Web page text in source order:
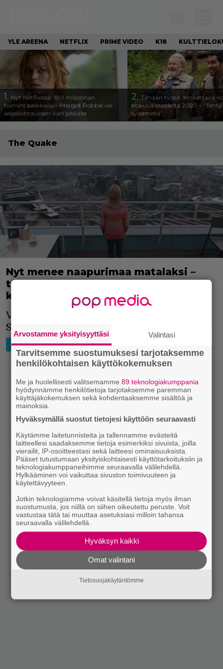
YLE AREENA NETFLIX PRIME VIDEO K18
1. Nyt Netflixissä: 180 miljoonan
toimintaseikkailu – Margot Robbie vei
seksikohtauksen liian pitkälle
2. Tänään tv:ssä: Koskettava
elokuva vuodelta 2020 – ”Tehty
sydämellä”
The Quake
Nyt menee naapurimaa matalaksi –
tältä näyttää menestyneen
katastrofielokuvan komea jatko-osa
Vaikuttavan näköinen
Suomen ensi-iltansa 30.11.2018.
MAAILMALTA 30.10.2018 09:22
Arvostamme yksityisyyttäsi Valintasi
Tarvitsemme suostumuksesi tarjotaksemme
henkilökohtaisen käyttökokemuksen
Me ja huolellisesti valitsemamme89 teknologiakumppania
hyödynnämme henkilötietoja tarjotaksemme paremman
käyttäjäkokemuksen sekä kohdentaaksemme sisältöä ja
mainoksia.
Hyväksymällä suostut tietojesi käyttöön seuraavasti
Käytämme laitetunnisteita ja tallennamme evästeitä
laitteellesi saadaksemme tietoja esimerkiksi sivuista, joilla
vierailit, IP-osoitteestasi sekä laitteesi ominaisuuksista.
Pääset tutustumaan yksityiskohtaisesti käyttötarkoituksiin ja
teknologiakumppaneihimme seuraavalla välilehdellä.
Hylkääminen voi vaikuttaa sivuston toimivuuteen ja
käytettävyyteen.
Jotkin teknologiamme voivat käsitellä tietoja myös ilman
suostumusta, jos niillä on siihen oikeutettu peruste. Voit
vastustaa tätä tai muuttaa asetuksiasi milloin tahansa
seuraavalla välilehdellä.
Hyväksyn kaikki
Omat valintani
Tietosuojakäytäntömme